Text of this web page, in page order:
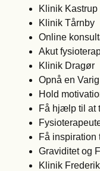
Klinik Kastrup
Klinik Tårnby
Online
Akut
Klinik Dragør
Opnå en
Hold
Få hjælp til at
Få inspiration
Graviditet og
Klinik